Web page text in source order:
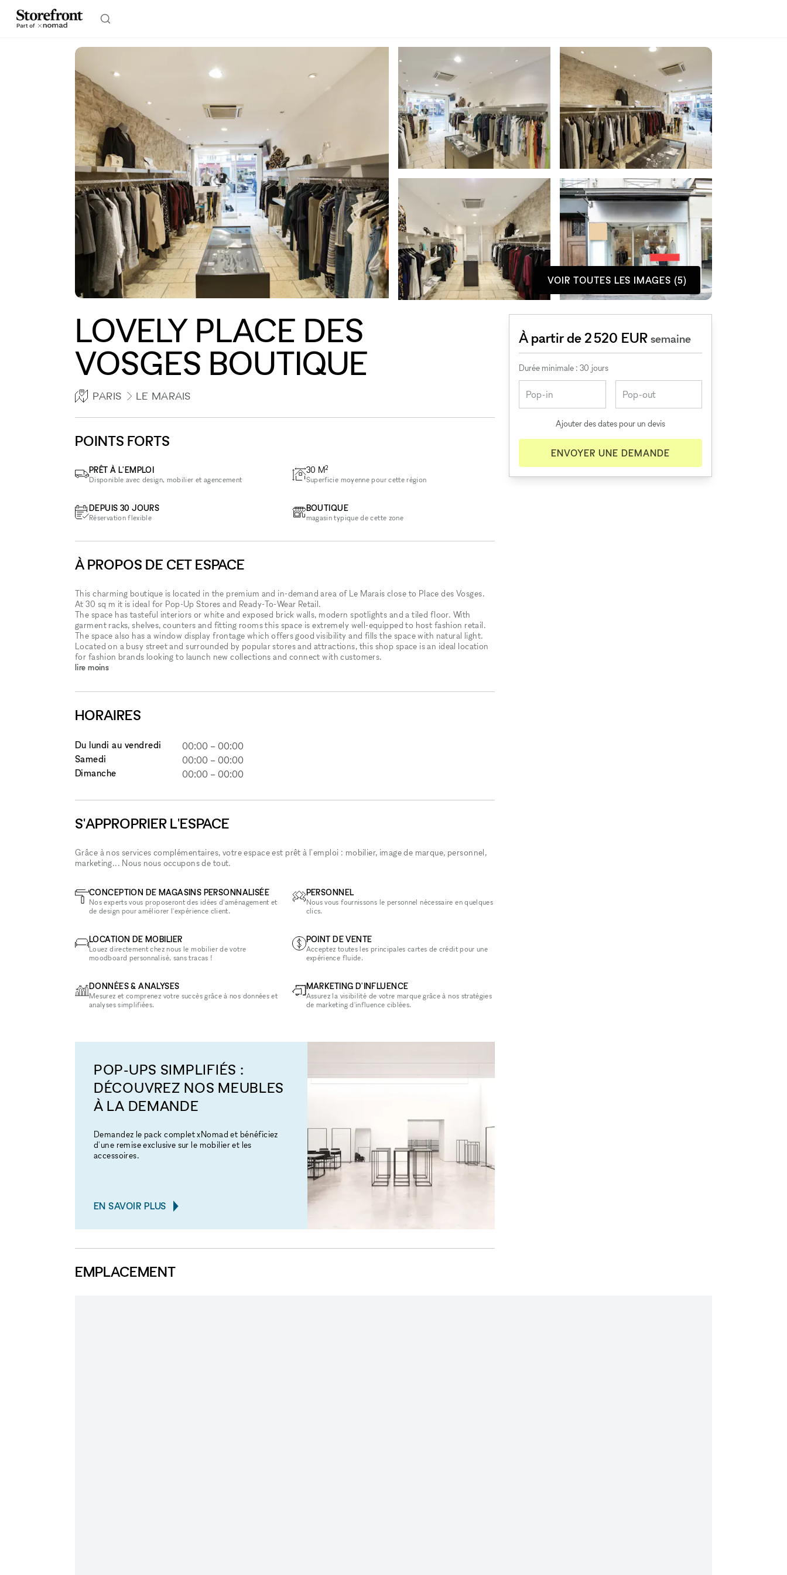
VOIR TOUTES LES IMAGES (5)
LOVELY PLACE DES
VOSGES BOUTIQUE
PARIS LE MARAIS
POINTS FORTS
PRÊT À L'EMPLOI
Disponible avec design, mobilier et agencement
DEPUIS 30 JOURS
Réservation flexible
30 M2
Superficie moyenne pour cette région
BOUTIQUE
magasin typique de cette zone
À PROPOS DE CET ESPACE
This charming boutique is located in the premium and in-demand area of Le Marais close to Place des Vosges.
At 30 sq m it is ideal for Pop-Up Stores and Ready-To-Wear Retail.
The space has tasteful interiors or white and exposed brick walls, modern spotlights and a tiled floor. With
garment racks, shelves, counters and fitting rooms this space is extremely well-equipped to host fashion retail.
The space also has a window display frontage which offers good visibility and fills the space with natural light.
Located on a busy street and surrounded by popular stores and attractions, this shop space is an ideal location
for fashion brands looking to launch new collections and connect with customers.
lire moins
HORAIRES
Du lundi au vendredi 00:00 –00:00
Samedi
00:00 –00:00
Dimanche
00:00 –00:00
S'APPROPRIER L'ESPACE
Grâce à nos services complémentaires, votre espace est prêt à l'emploi : mobilier, image de marque, personnel,
marketing... Nous nous occupons de tout.
CONCEPTION DE MAGASINS PERSONNALISÉE
Nos experts vous proposeront des idées d'aménagement et
de design pour améliorer l'expérience client.
LOCATION DE MOBILIER
Louez directement chez nous le mobilier de votre
moodboard personnalisé, sans tracas !
DONNÉES & ANALYSES
Mesurez et comprenez votre succès grâce à nos données et
analyses simplifiées.
PERSONNEL
Nous vous fournissons le personnel nécessaire en quelques
clics.
POINT DE VENTE
Acceptez toutes les principales cartes de crédit pour une
expérience fluide.
MARKETING D'INFLUENCE
Assurez la visibilité de votre marque grâce à nos stratégies
de marketing d'influence ciblées.
POP-UPS SIMPLIFIÉS :
DÉCOUVREZ NOS MEUBLES
À LA DEMANDE
Demandez le pack complet xNomad et bénéficiez
d'une remise exclusive sur le mobilier et les
accessoires.
EN SAVOIR PLUS
À partir de 2 520 EURsemaine
Durée minimale : 30 jours
Ajouter des dates pour un devis
ENVOYER UNE DEMANDE
EMPLACEMENT